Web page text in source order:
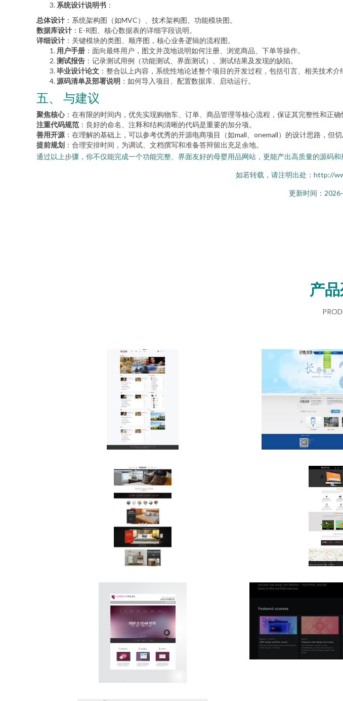
系统设计说明书 ：
总体设计 ：系统架构图（如MVC）、技术架构图、功能模块图。
数据库设计 ：E-R图、核心数据表的详细字段说明。
详细设计 ：关键模块的类图、顺序图，核心业务逻辑的流程图。
用户手册 ：面向最终用户，图文并茂地说明如何注册、浏览商品、下单等操作。
测试报告 ：记录测试用例（功能测试、界面测试）、测试结果及发现的缺陷。
毕业设计论文 ：整合以上内容，系统性地论述整个项目的开发过程，包括引言、相关技术
源码清单及部署说明 ：如何导入项目、配置数据库、启动运行。
五、 与建议
聚焦核心：在有限的时间内，优先实现购物车、订单、商品管理等核心流程，保证其完整性和正确
注重代码规范 ：良好的命名、注释和结构清晰的代码是重要的加分项。
善用开源 ：在理解的基础上，可以参考优秀的开源电商项目（如mall、onemall）的设计思路，但切
提前规划 ：合理安排时间，为调试、文档撰写和准备答辩留出充足余地。
通过以上步骤，你不仅能完成一个功能完整、界面友好的母婴用品网站，更能产出高质量的源码
如若转载，请注明出处：http://
更新时间：
产